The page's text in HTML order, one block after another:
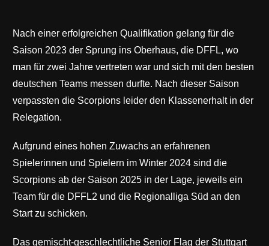
Nach einer erfolgreichen Qualifikation gelang für die
Saison 2023 der Sprung ins Oberhaus, die DFFL, wo
man für zwei Jahre vertreten war und sich mit den besten
deutschen Teams messen durfte. Nach dieser Saison
verpassten die Scorpions leider den Klassenerhalt in der
Relegation.
Aufgrund eines hohen Zuwachs an erfahrenen
Spielerinnen und Spielern im Winter 2024 sind die
Scorpions ab der Saison 2025 in der Lage, jeweils ein
Team für die DFFL2 und die Regionalliga Süd an den
Start zu schicken.
Das gemischt-geschlechtliche Senior Flag der Stuttgart